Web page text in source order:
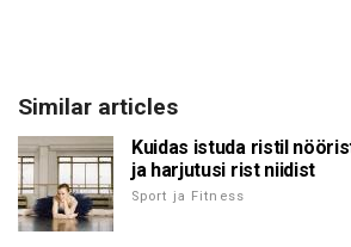
Similar articles
Kuidas istuda ristil
ja harjutusi rist niidist
Sport ja Fitness